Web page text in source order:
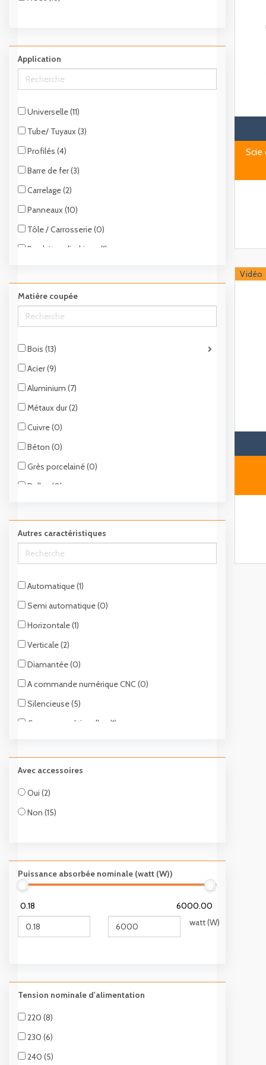
Application
Universelle (11)
Tube/ Tuyaux (3)
Profilés (4)
Barre de fer (3)
Carrelage (2)
Panneaux (10)
Tôle / Carrosserie (0)
Produits cylindrique (1)
Matière coupée
Bois (13)
Acier (9)
Aluminium (7)
Métaux dur (2)
Cuivre (0)
Béton (0)
Grès porcelainé (0)
Dalles (0)
Granite (0)
Asphalte (0)
Céramique (0)
Verre (1)
Plastique / Pvc/ Composite (4)
Matériaux isolants (1)
Autres caractéristiques
Automatique (1)
Semi automatique (0)
Horizontale (1)
Verticale (2)
Diamantée (0)
A commande numérique CNC (0)
Silencieuse (5)
Coupe sans étincelles (1)
Avec accessoires
Oui (2)
Non (15)
Puissance absorbée nominale (watt (W))
0.18
6000.00
watt (W)
Tension nominale d'alimentation
220 (8)
230 (6)
240 (5)
Scie
Vidéo